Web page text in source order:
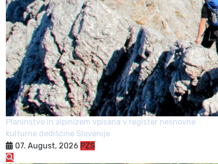
Planinstvo in alpinizem vpisana v register nesnovne
kulturne dediščine Slovenije
07. August, 2026 PZS